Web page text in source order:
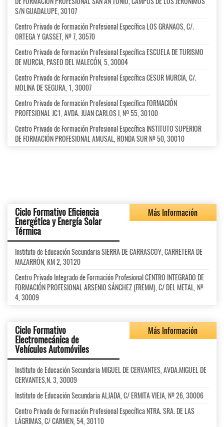
S/N GUADALUPE, 30107
Centro Privado de Formación Profesional Específica LOS GRANAOS, C/.
ORTEGA Y GASSET, Nº 7, 30570
Centro Privado de Formación Profesional Específica ESCUELA DE TURISMO
DE MURCIA, PASEO DEL MALECÓN, 5, 30004
Centro Privado de Formación Profesional Específica CESUR MURCIA, C/.
MOLINA DE SEGURA, 1, 30007
Centro Privado de Formación Profesional Específica FORMACIÓN
PROFESIONAL JC1, AVDA. JUAN CARLOS I, Nº 55, 30100
Centro Privado de Formación Profesional Específica INSTITUTO SUPERIOR
DE FORMACIÓN PROFESIONAL AMUSAL, RONDA SUR Nº 50, 30010
Ciclo Formativo Eficiencia
Energética y Energía Solar
Térmica
Más Información
Instituto de Educación Secundaria SIERRA DE CARRASCOY, CARRETERA DE
MAZARRÓN, KM 2, 30120
Centro Privado Integrado de Formación Profesional CENTRO INTEGRADO DE
FORMACIÓN PROFESIONAL ARSENIO SÁNCHEZ (FREMM), C/ DEL METAL, Nº
4, 30009
Ciclo Formativo
Electromecánica de
Vehículos Automóviles
Más Información
Instituto de Educación Secundaria MIGUEL DE CERVANTES, AVDA.MIGUEL DE
CERVANTES,N. 3, 30009
Instituto de Educación Secundaria ALJADA, C/ ERMITA VIEJA, Nº 26, 30006
Centro Privado de Formación Profesional Específica NTRA. SRA. DE LAS
LÁGRIMAS, C/ CARMEN, 54, 30110